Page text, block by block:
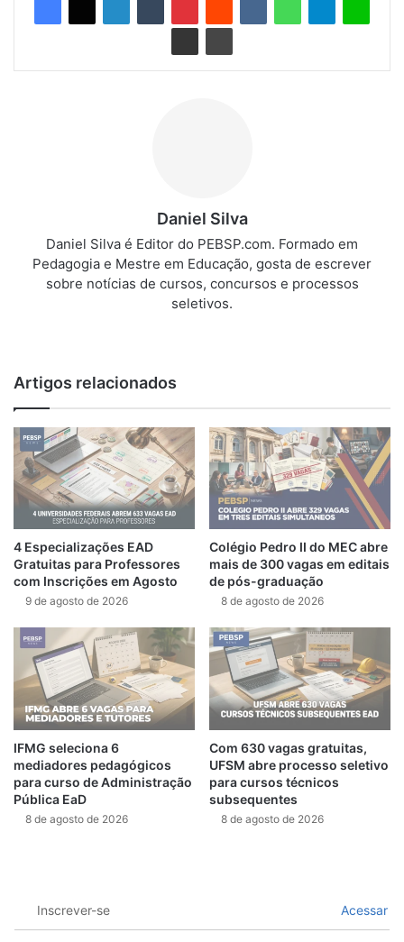
Daniel Silva
Daniel Silva é Editor do PEBSP.com. Formado em
Pedagogia e Mestre em Educação, gosta de escrever
sobre notícias de cursos, concursos e processos
seletivos.
Artigos relacionados
4 Especializações EAD
Gratuitas para Professores
com Inscrições em Agosto
9 de agosto de 2026
Colégio Pedro II do MEC abre
mais de 300 vagas em editais
de pós-graduação
8 de agosto de 2026
IFMG seleciona 6
mediadores pedagógicos
para curso de Administração
Pública EaD
8 de agosto de 2026
Com 630 vagas gratuitas,
UFSM abre processo seletivo
para cursos técnicos
subsequentes
8 de agosto de 2026
Inscrever-se Acessar